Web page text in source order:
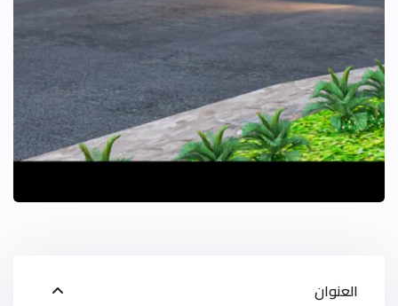
العنوان